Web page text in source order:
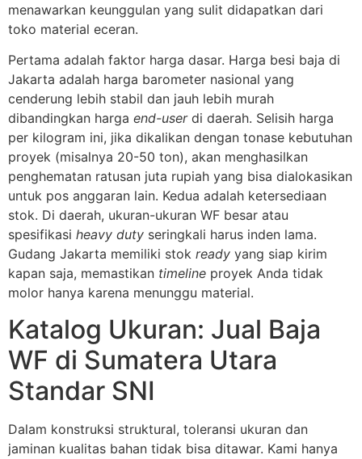
menawarkan keunggulan yang sulit didapatkan dari
toko material eceran.
Pertama adalah faktor harga dasar. Harga besi baja di
Jakarta adalah harga barometer nasional yang
cenderung lebih stabil dan jauh lebih murah
dibandingkan harga end-userdi daerah. Selisih harga
per kilogram ini, jika dikalikan dengan tonase kebutuhan
proyek (misalnya 20-50 ton), akan menghasilkan
penghematan ratusan juta rupiah yang bisa dialokasikan
untuk pos anggaran lain. Kedua adalah ketersediaan
stok. Di daerah, ukuran-ukuran WF besar atau
spesifikasi heavy duty seringkali harus inden lama.
Gudang Jakarta memiliki stok ready yang siap kirim
kapan saja, memastikan timeline proyek Anda tidak
molor hanya karena menunggu material.
Katalog Ukuran: Jual Baja
WF di Sumatera Utara
Standar SNI
Dalam konstruksi struktural, toleransi ukuran dan
jaminan kualitas bahan tidak bisa ditawar. Kami hanya